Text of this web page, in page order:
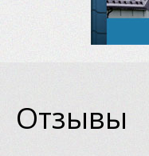
Отзывы